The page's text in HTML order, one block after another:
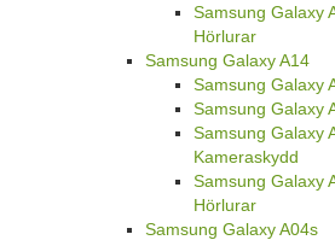
Samsung Galaxy
Hörlurar
Samsung Galaxy A14
Samsung Galaxy
Samsung Galaxy
Samsung Galaxy
Kameraskydd
Samsung Galaxy
Hörlurar
Samsung Galaxy A04s